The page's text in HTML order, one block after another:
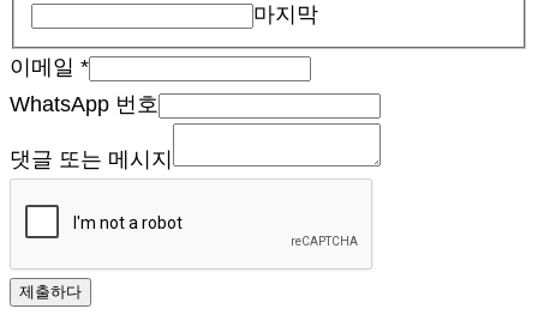
마지막
이메일 *
WhatsApp 번호
댓글 또는 메시지
제출하다